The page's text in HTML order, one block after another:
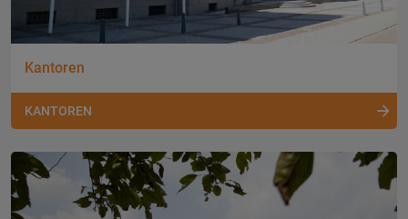
Kantoren
KANTOREN